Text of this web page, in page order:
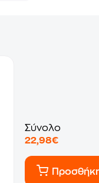
Σύνολο
22,98€